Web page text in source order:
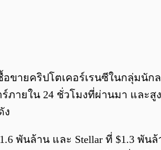
อขายคริปโตเคอร์เรนซีในกลุ่มนั
ายใน 24 ชั่วโมงที่ผ่านมา และ
ง
พันล้าน และ Stellar ที่ $1.3 พันล้